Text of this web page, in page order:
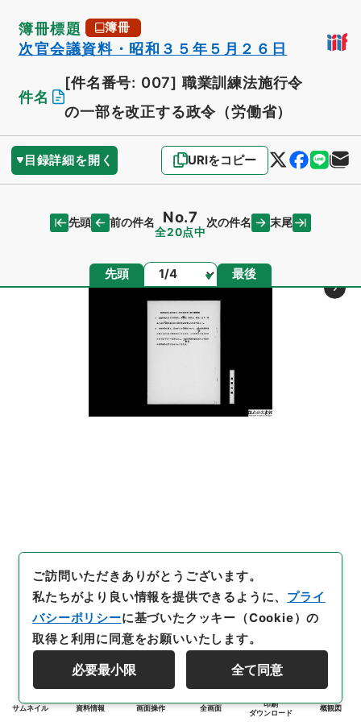
簿冊標題 簿冊
次官会議資料・昭和３５年５月２６日
件名
[件名番号: 007] 職業訓練法施行令
の一部を改正する政令（労働省）
目録詳細を開く URIをコピー
先頭 前の件名 No.7
全20点中
次の件名 末尾
先頭 ページ 最後
サムネイル 資料情報 画面操作 全画面
印刷
ダウンロード
概観図
ご訪問いただきありがとうございます。
私たちがより良い情報を提供できるように、 プライ
バシーポリシーに基づいたクッキー（Cookie）の
取得と利用に同意をお願いいたします。
必要最小限 全て同意